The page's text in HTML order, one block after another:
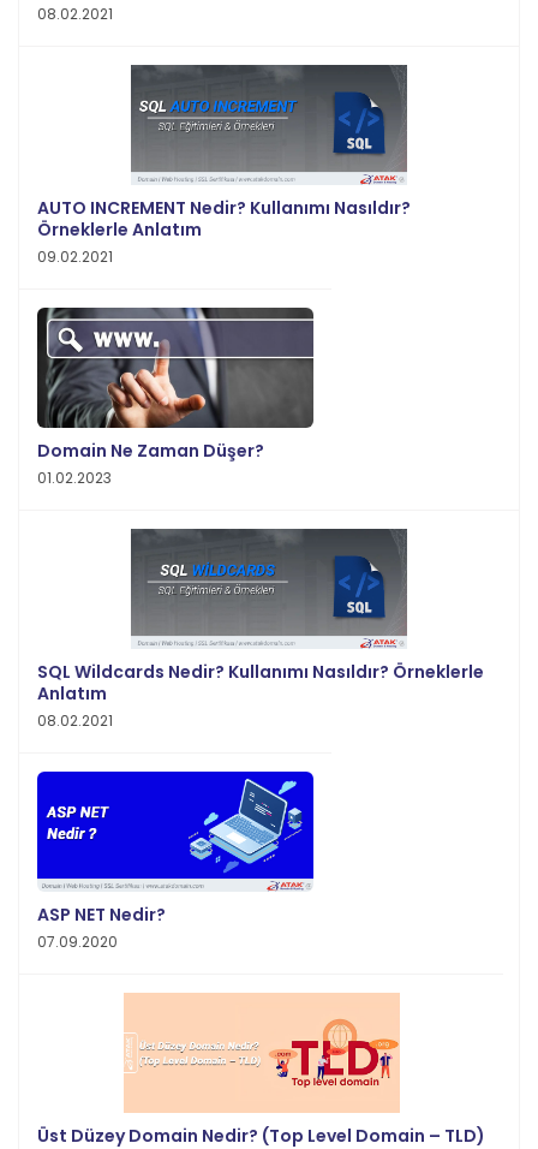
08.02.2021
AUTO INCREMENT Nedir? Kullanımı Nasıldır?
Örneklerle Anlatım
09.02.2021
Domain Ne Zaman Düşer?
01.02.2023
SQL Wildcards Nedir? Kullanımı Nasıldır? Örneklerle
Anlatım
08.02.2021
ASP NET Nedir?
07.09.2020
Üst Düzey Domain Nedir? (Top Level Domain – TLD)